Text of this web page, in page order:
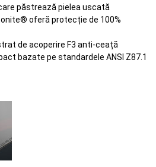
păstrează pielea uscată
oferă protecție de 100%
de acoperire F3 anti-ceață
bazate pe standardele ANSI Z87.1